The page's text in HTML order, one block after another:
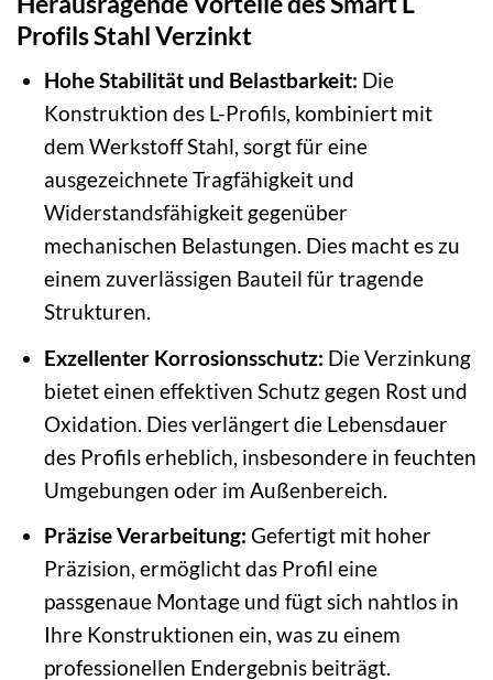
Profils Stahl Verzinkt
Hohe Stabilität und Belastbarkeit: Die
Konstruktion des L-Profils, kombiniert mit
dem Werkstoff Stahl, sorgt für eine
ausgezeichnete Tragfähigkeit und
Widerstandsfähigkeit gegenüber
mechanischen Belastungen. Dies macht es zu
einem zuverlässigen Bauteil für tragende
Strukturen.
Exzellenter Korrosionsschutz: Die Verzinkung
bietet einen effektiven Schutz gegen Rost und
Oxidation. Dies verlängert die Lebensdauer
des Profils erheblich, insbesondere in feuchten
Umgebungen oder im Außenbereich.
Präzise Verarbeitung: Gefertigt mit hoher
Präzision, ermöglicht das Profil eine
passgenaue Montage und fügt sich nahtlos in
Ihre Konstruktionen ein, was zu einem
professionellen Endergebnis beiträgt.